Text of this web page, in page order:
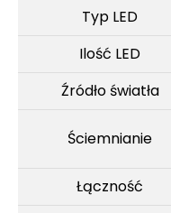
Typ LED
Ilość LED
Źródło światła
Ściemnianie
Łączność